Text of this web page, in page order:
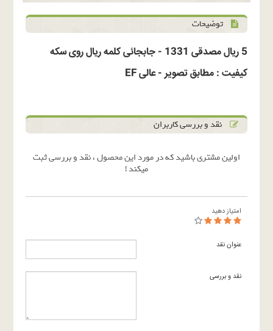
توضیحات
5 ریال مصدقی 1331 - جابجائی کلمه ریال روی سکه
کیفیت : مطابق تصویر - عالی EF
نقد و بررسی کاربران
اولین مشتری باشید که در مورد این محصول ، نقد و بررسی ثبت
میکند !
امتیاز دهید
عنوان نقد
نقد و بررسی